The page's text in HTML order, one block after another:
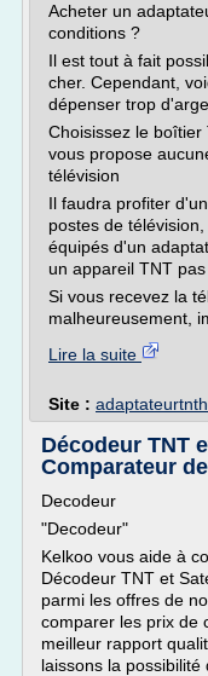
Acheter un
conditions ?
Il est tout à fait
cher. Cependant,
dépenser trop
Choisissez le
vous propose
télévision
Il faudra profiter
postes de
équipés d'un
un appareil TNT
Si vous recevez la
malheureusement,
Lire la suite
Site :
Décodeur TNT
Comparateur
Decodeur
"Decodeur"
Kelkoo vous aide à
Décodeur TNT et
parmi les offres de
comparer les prix de
meilleur rapport
laissons la